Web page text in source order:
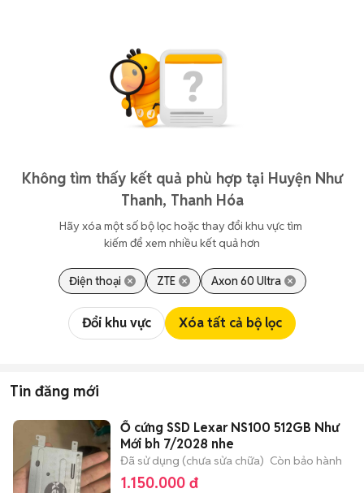
Không tìm thấy kết quả phù hợp tại Huyện Như
Thanh, Thanh Hóa
Hãy xóa một số bộ lọc hoặc thay đổi khu vực tìm
kiếm để xem nhiều kết quả hơn
Điện thoại ZTE Axon 60 Ultra
Đổi khu vực Xóa tất cả bộ lọc
Tin đăng mới
Ổ cứng SSD Lexar NS100 512GB Như
Mới bh 7/2028 nhe
Đã sử dụng (chưa sửa chữa) Còn bảo hành
1.150.000 đ